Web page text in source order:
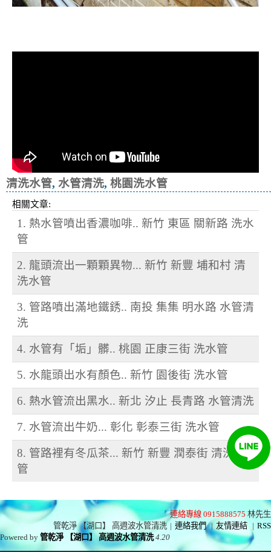
清洗水管, 水管清洗, 桃園洗水管
相關文章:
1. 熱水管噴出香濃咖啡.. 新竹 東區 關新路 洗水
管
2. 龍頭流出一顆顆異物... 新竹 新豐 埔和村 清
洗水管
3. 管路噴出滿地鐵銹.. 南投 集集 明水路 水管清
洗
4. 水管有「垢」髒.. 桃園 正康三街 洗水管
5. 水龍頭出水有顏色.. 新竹 園後街 洗水管
6. 熱水管流出黑水.. 新北 汐止 長青路 水管清洗
7. 水管流出牛奶... 彰化 彰泰三街 洗水管
8. 管路裡有冬瓜茶... 新竹 新豐 潤泰街 清洗水
管
連絡專線 0915888575 林先生
管乾淨 【湖口】 高週波水管清洗 | 連絡我們 | 友情連結 | RSS
Powered by管乾淨 【湖口】 高週波水管清洗 4.20